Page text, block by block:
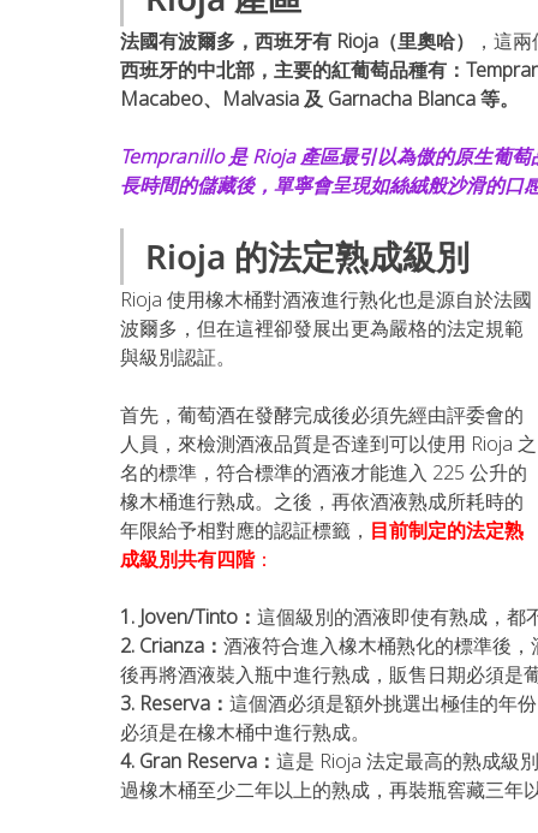
法國有波爾多，西班牙有 Rioja（里奧哈） ，這
西班牙的中北部，主要的紅葡萄品種有：
Macabeo、Malvasia 及 Garnacha Blanca 等。
Tempranillo 是 Rioja 產區最引以為傲的原生葡
長時間的儲藏後，單寧會呈現如絲絨般沙滑的口
Rioja 的法定熟成級別
Rioja 使用橡木桶對酒液進行熟化也是源自於法國
波爾多，但在這裡卻發展出更為嚴格的法定規範
與級別認証。
首先，葡萄酒在發酵完成後必須先經由評委會的
人員，來檢測酒液品質是否達到可以使用 Rioja 之
名的標準，符合標準的酒液才能進入 225 公升的
橡木桶進行熟成。之後，再依酒液熟成所耗時的
年限給予相對應的認証標籤， 目前制定的法定熟
成級別共有四階：
1. Joven/Tinto： 這個級別的酒液即使有熟成，都
2. Crianza： 酒液符合進入橡木桶熟化的標準後
後再將酒液裝入瓶中進行熟成，販售日期必須是
3. Reserva： 這個酒必須是額外挑選出極佳的年
必須是在橡木桶中進行熟成。
4. Gran Reserva： 這是 Rioja 法定最高的熟成級
過橡木桶至少二年以上的熟成，再裝瓶窖藏三年